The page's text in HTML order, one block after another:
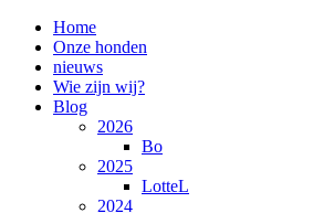
Home
Onze honden
nieuws
Wie zijn wij?
Blog
2026
Bo
2025
LotteL
2024